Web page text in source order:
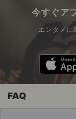
今すぐア
エンタメ
FAQ